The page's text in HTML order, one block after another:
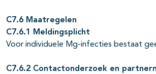
C7.6 Maatregelen
C7.6.1 Meldingsplicht
Voor individuele Mg-infecties bestaat
C7.6.2 Contactonderzoek en